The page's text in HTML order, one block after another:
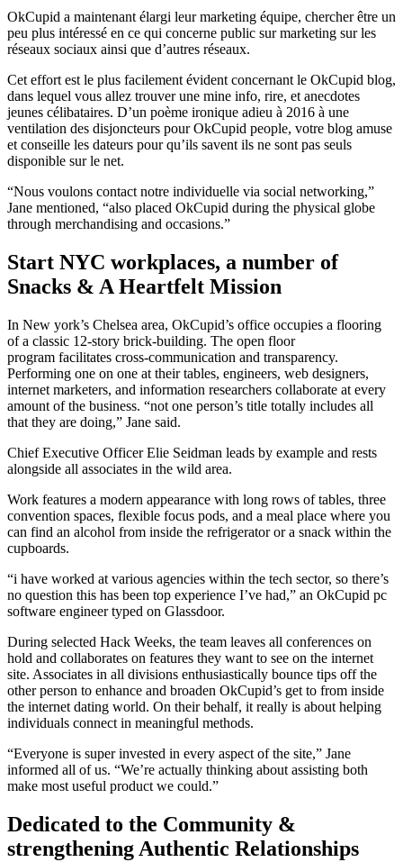
OkCupid a maintenant élargi leur marketing équipe, chercher être un
peu plus intéressé en ce qui concerne public sur marketing sur les
réseaux sociaux ainsi que d’autres réseaux.
Cet effort est le plus facilement évident concernant le OkCupid blog,
dans lequel vous allez trouver une mine info, rire, et anecdotes
jeunes célibataires. D’un poème ironique adieu à 2016 à une
ventilation des disjoncteurs pour OkCupid people, votre blog amuse
et conseille les dateurs pour qu’ils savent ils ne sont pas seuls
disponible sur le net.
“Nous voulons contact notre individuelle via social networking,”
Jane mentioned, “also placed OkCupid during the physical globe
through merchandising and occasions.”
Start NYC workplaces, a number of
Snacks & A Heartfelt Mission
In New york’s Chelsea area, OkCupid’s office occupies a flooring
of a classic 12-story brick-building. The open floor
program facilitates cross-communication and transparency.
Performing one on one at their tables, engineers, web designers,
internet marketers, and information researchers collaborate at every
amount of the business. “not one person’s title totally includes all
that they are doing,” Jane said.
Chief Executive Officer Elie Seidman leads by example and rests
alongside all associates in the wild area.
Work features a modern appearance with long rows of tables, three
convention spaces, flexible focus pods, and a meal place where you
can find an alcohol from inside the refrigerator or a snack within the
cupboards.
“i have worked at various agencies within the tech sector, so there’s
no question this has been top experience I’ve had,” an OkCupid pc
software engineer typed on Glassdoor.
During selected Hack Weeks, the team leaves all conferences on
hold and collaborates on features they want to see on the internet
site. Associates in all divisions enthusiastically bounce tips off the
other person to enhance and broaden OkCupid’s get to from inside
the internet dating world. On their behalf, it really is about helping
individuals connect in meaningful methods.
“Everyone is super invested in every aspect of the site,” Jane
informed all of us. “We’re actually thinking about assisting both
make most useful product we could.”
Dedicated to the Community &
strengthening Authentic Relationships